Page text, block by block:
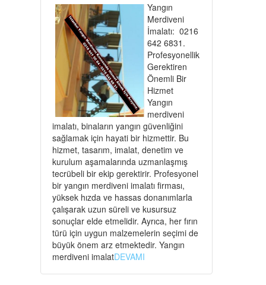
Yangın
Merdiveni
İmalatı: 0216
642 6831.
Profesyonellik
Gerektiren
Önemli Bir
Hizmet
Yangın
merdiveni
imalatı, binaların yangın güvenliğini
sağlamak için hayati bir hizmettir. Bu
hizmet, tasarım, imalat, denetim ve
kurulum aşamalarında uzmanlaşmış
tecrübeli bir ekip gerektirir. Profesyonel
bir yangın merdiveni imalatı firması,
yüksek hızda ve hassas donanımlarla
çalışarak uzun süreli ve kusursuz
sonuçlar elde etmelidir. Ayrıca, her fırın
türü için uygun malzemelerin seçimi de
büyük önem arz etmektedir. Yangın
merdiveni imalatDEVAMI